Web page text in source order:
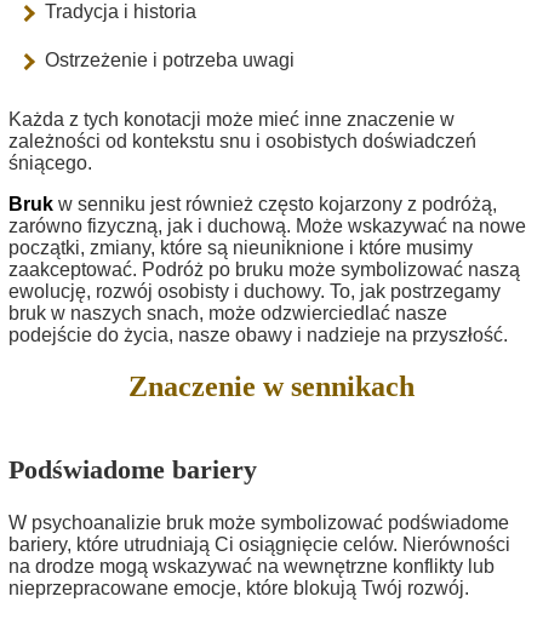
Tradycja i historia
Ostrzeżenie i potrzeba uwagi
Każda z tych konotacji może mieć inne znaczenie w
zależności od kontekstu snu i osobistych doświadczeń
śniącego.
Bruk w senniku jest również często kojarzony z podróżą,
zarówno fizyczną, jak i duchową. Może wskazywać na nowe
początki, zmiany, które są nieuniknione i które musimy
zaakceptować. Podróż po bruku może symbolizować naszą
ewolucję, rozwój osobisty i duchowy. To, jak postrzegamy
bruk w naszych snach, może odzwierciedlać nasze
podejście do życia, nasze obawy i nadzieje na przyszłość.
Znaczenie w sennikach
Podświadome bariery
W psychoanalizie bruk może symbolizować podświadome
bariery, które utrudniają Ci osiągnięcie celów. Nierówności
na drodze mogą wskazywać na wewnętrzne konflikty lub
nieprzepracowane emocje, które blokują Twój rozwój.